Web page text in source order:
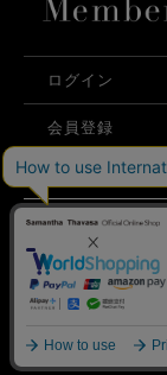
ログイン
会員登録
利用規約
お問い合わせ
プライバシーポ
©Samantha Thavasa
弊社はCookieを利
ております。「承
くと、お客様に最
ご覧ください。